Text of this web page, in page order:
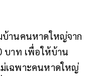
บ้านคนหาดใหญ่จาก
บาท เพื่อให้บ้าน
ม่เฉพาะคนหาดใหญ่